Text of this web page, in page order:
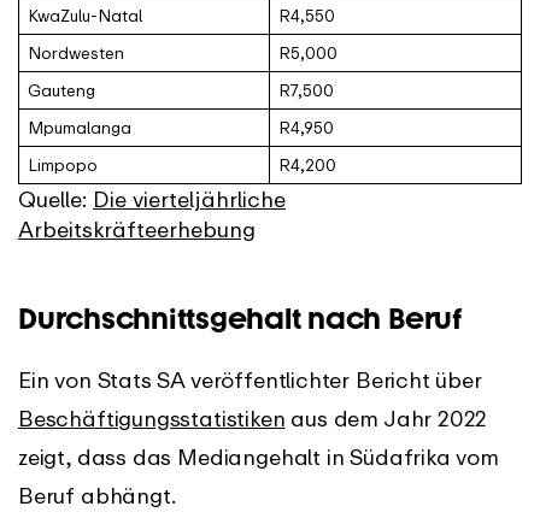
KwaZulu-Natal
R4,550
Nordwesten
R5,000
Gauteng
R7,500
Mpumalanga
R4,950
Limpopo
R4,200
Quelle: Die vierteljährliche
Arbeitskräfteerhebung
Durchschnittsgehalt nach Beruf
Ein von Stats SA veröffentlichter Bericht über
Beschäftigungsstatistiken aus dem Jahr 2022
zeigt, dass das Mediangehalt in Südafrika vom
Beruf abhängt.